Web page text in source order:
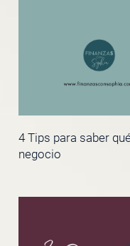
4 Tips para saber
negocio